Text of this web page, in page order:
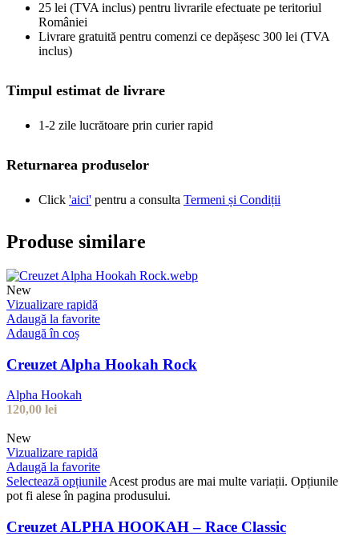
25 lei (TVA inclus) pentru livrarile efectuate pe teritoriul
României
Livrare gratuită pentru comenzi ce depășesc 300 lei (TVA
inclus)
Timpul estimat de livrare
1-2 zile lucrătoare prin curier rapid
Returnarea produselor
Click 'aici' pentru a consulta Termeni și Condiții
Produse similare
New
Vizualizare rapidă
Adaugă la favorite
Adaugă în coș
Creuzet Alpha Hookah Rock
Alpha Hookah
120,00 lei
New
Vizualizare rapidă
Adaugă la favorite
Selectează opțiunileAcest produs are mai multe variații. Opțiunile
pot fi alese în pagina produsului.
Creuzet ALPHA HOOKAH – Race Classic